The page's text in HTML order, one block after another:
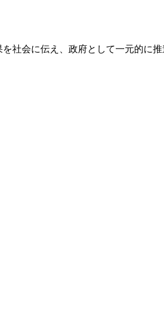
社会に伝え、政府として一元的に